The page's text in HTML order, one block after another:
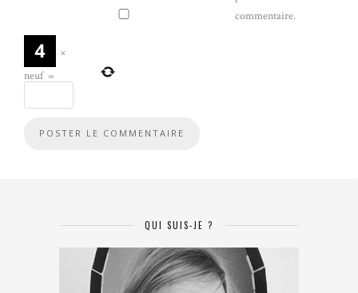
commentaire.
×
neuf =
QUI SUIS-JE ?